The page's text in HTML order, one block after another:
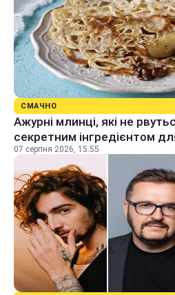
СМАЧНО
Ажурні млинці, які не
секретним інгредієнтом
07 серпня 2026, 15:55